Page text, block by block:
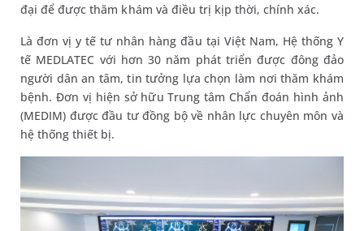
đại để được thăm khám và điều trị kịp thời, chính xác.
Là đơn vị y tế tư nhân hàng đầu tại Việt Nam, Hệ thống Y
tế MEDLATEC với hơn 30 năm phát triển được đông đảo
người dân an tâm, tin tưởng lựa chọn làm nơi thăm khám
bệnh. Đơn vị hiện sở hữu Trung tâm Chẩn đoán hình ảnh
(MEDIM) được đầu tư đồng bộ về nhân lực chuyên môn và
hệ thống thiết bị.